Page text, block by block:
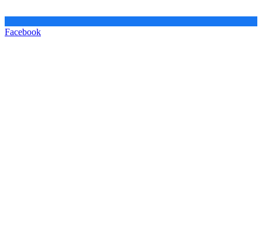
Facebook